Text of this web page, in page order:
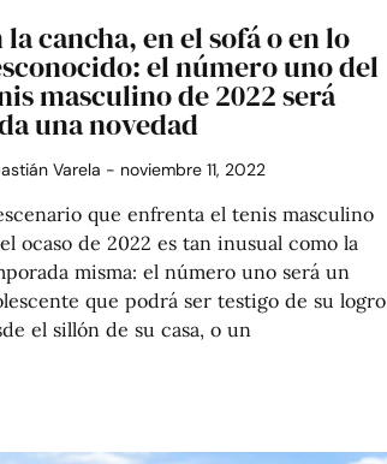
la cancha, en el sofá o en lo
el número uno del
masculino de 2022 será
una novedad
Varela noviembre 11, 2022
que enfrenta el tenis masculino
ocaso de 2022 es tan inusual como la
misma: el número uno será un
que podrá ser testigo de su logro
el sillón de su casa, o un